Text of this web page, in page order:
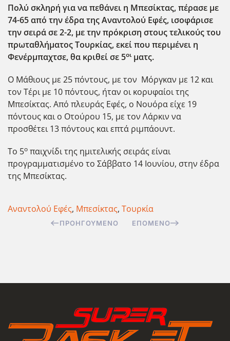
Πολύ σκληρή για να πεθάνει η Μπεσίκτας, πέρασε με
74-65 από την έδρα της Αναντολού Εφές, ισοφάρισε
την σειρά σε 2-2, με την πρόκριση στους τελικούς του
πρωταθλήματος Τουρκίας, εκεί που περιμένει η
Φενέρμπαχτσε, θα κριθεί σε 5οιματς.
Ο Μάθιους με 25 πόντους, με τον Μόργκαν με 12 και
τον Τέρι με 10 πόντους, ήταν οι κορυφαίοι της
Μπεσίκτας. Από πλευράς Εφές, ο Νουόρα είχε 19
πόντους και ο Οτούρου 15, με τον Λάρκιν να
προσθέτει 13 πόντους και επτά ριμπάουντ.
Το 5ο παιχνίδι της ημιτελικής σειράς είναι
προγραμματισμένο το Σάββατο 14 Ιουνίου, στην έδρα
της Μπεσίκτας.
Αναντολού Εφές, Μπεσίκτας, Τουρκία
ΠΡΟΗΓΟΎΜΕΝΟ ΕΠΌΜΕΝΟ